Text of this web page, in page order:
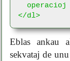
</dl>
Eblas ankau
sekvataj de